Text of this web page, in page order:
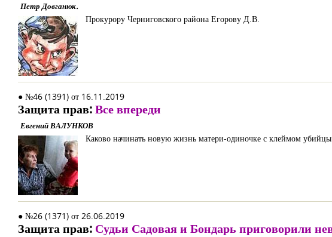
Петр Довганюк.
Прокурору Черниговского района Егорову Д.В.
● №46 (1391) от 16.11.2019
Защита прав:Все впереди
Евгений ВАЛУНКОВ
Каково начинать новую жизнь матери-одиночке с клеймом
● №26 (1371) от 26.06.2019
Защита прав: Судьи Садовая и Бондарь приговорили